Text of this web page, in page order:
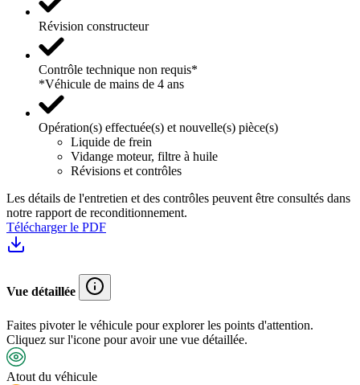
Révision constructeur
Contrôle technique non requis*
*Véhicule de mains de 4 ans
Opération(s) effectuée(s) et nouvelle(s) pièce(s)
Liquide de frein
Vidange moteur, filtre à huile
Révisions et contrôles
Les détails de l'entretien et des contrôles peuvent être consultés dans
notre rapport de reconditionnement.
Télécharger le PDF
Vue détaillée
Faites pivoter le véhicule pour explorer les points d'attention.
Cliquez sur l'icone pour avoir une vue détaillée.
Atout du véhicule